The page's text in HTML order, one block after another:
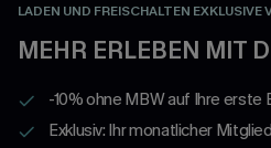
LADEN UND FREISCHALTEN EXKLUSIVE
MEHR ERLEBEN MIT
-10% ohne MBW auf Ihre erste
Exklusiv: Ihr monatlicher